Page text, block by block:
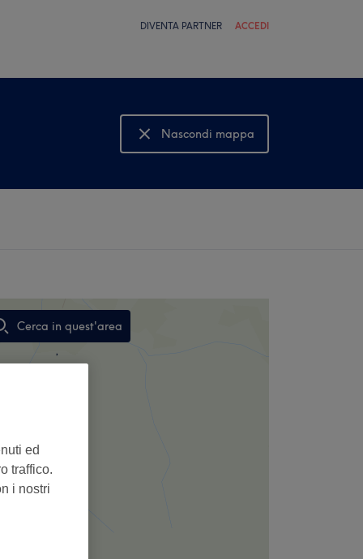
DIVENTA PARTNER ACCEDI
Nascondi mappa
Mostra mappa
Cerca in quest'area
,
ed
traffico.
i nostri